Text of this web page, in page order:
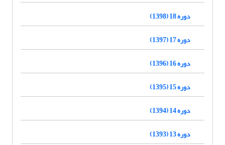
دوره 18 (1398)
دوره 17 (1397)
دوره 16 (1396)
دوره 15 (1395)
دوره 14 (1394)
دوره 13 (1393)